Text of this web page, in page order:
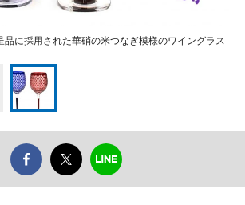
品に採用された華硝の米つなぎ模様のワイングラス